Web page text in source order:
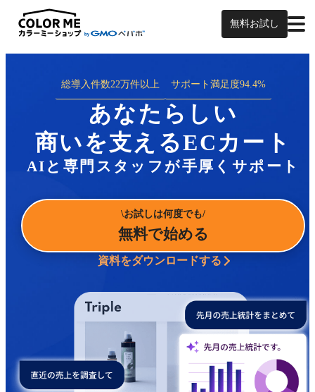
無料お試し
総導入件数22万件以上 サポート満足度94.4%
あなたらしい
商いを支えるECカート
AIと専門スタッフが手厚くサポート
お試しは何度でも
無料で始める
資料をダウンロードする